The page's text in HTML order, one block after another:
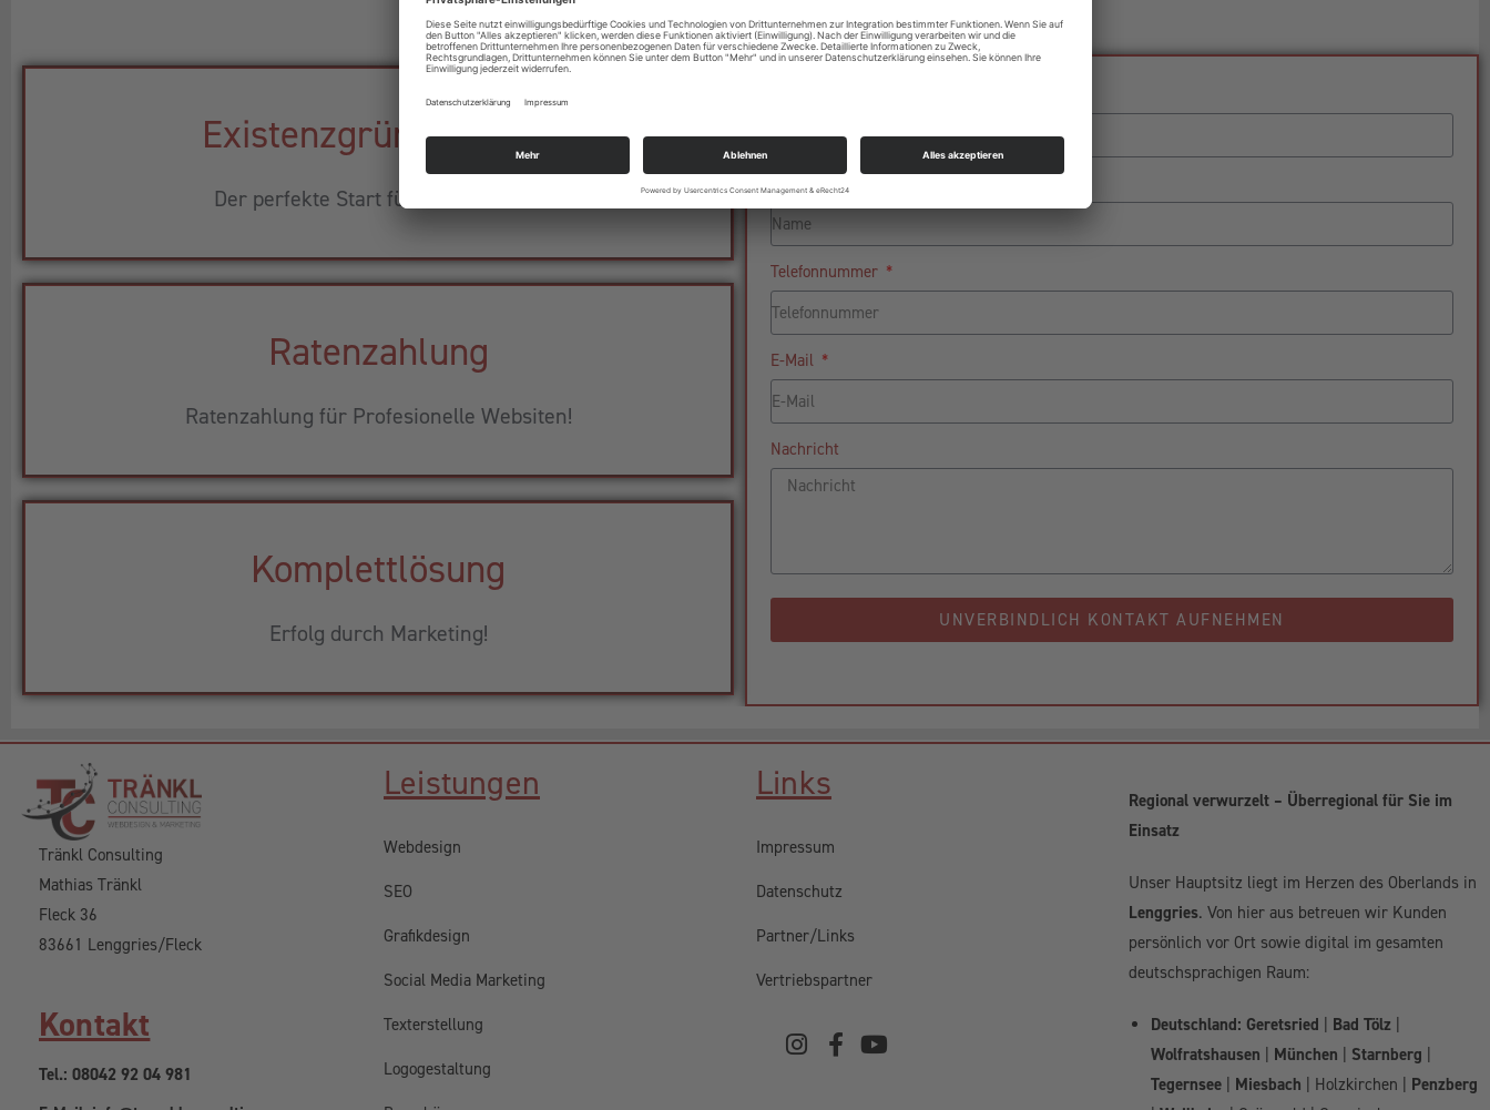
Existenzgründerpaket
Der perfekte Start für Ihr Business!
Ratenzahlung
Ratenzahlung für Profesionelle Websiten!
Komplettlösung
Erfolg durch Marketing!
Name
Telefonnummer
E-Mail
Nachricht
UNVERBINDLICH KONTAKT AUFNEHMEN
Tränkl Consulting
Mathias Tränkl
Fleck 36
83661 Lenggries/Fleck
Kontakt
Tel.: 08042 92 04 981
Leistungen
Webdesign
SEO
Grafikdesign
Social Media Marketing
Texterstellung
Logogestaltung
Links
Impressum
Datenschutz
Partner/Links
Vertriebspartner
Regional verwurzelt – Überregional für Sie im
Einsatz
Unser Hauptsitz liegt im Herzen des Oberlands in
Lenggries. Von hier aus betreuen wir Kunden
persönlich vor Ort sowie digital im gesamten
deutschsprachigen Raum:
Deutschland: Geretsried Bad Tölz
Wolfratshausen
München Starnberg
Tegernsee
Miesbach | Holzkirchen | Penzberg